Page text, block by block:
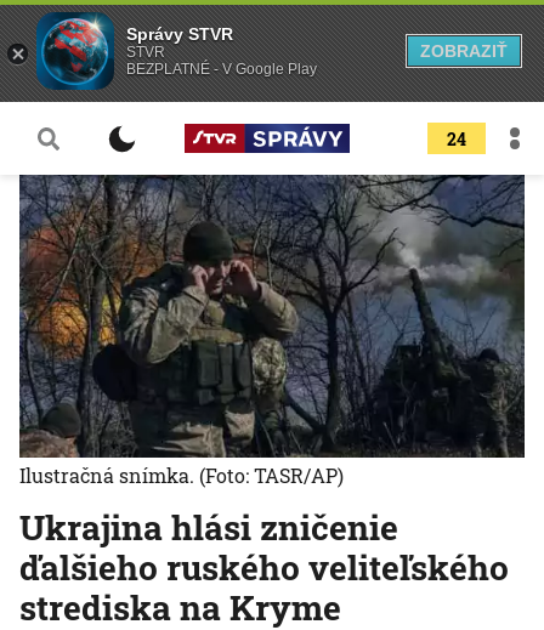
24
Ukrajina hlási zničenie
ďalšieho ruského veliteľského
strediska na Kryme
Ilustračná snímka. (Foto: TASR/AP)
Správy STVR
STVR
BEZPLATNÉ - V Google Play
ZOBRAZIŤ